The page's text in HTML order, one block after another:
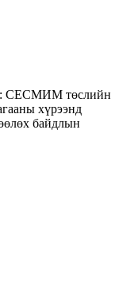
СЕСМИМ төслийн
хүрээнд
байдлын